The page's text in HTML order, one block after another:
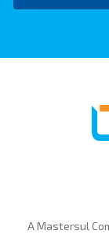
A Mastersul